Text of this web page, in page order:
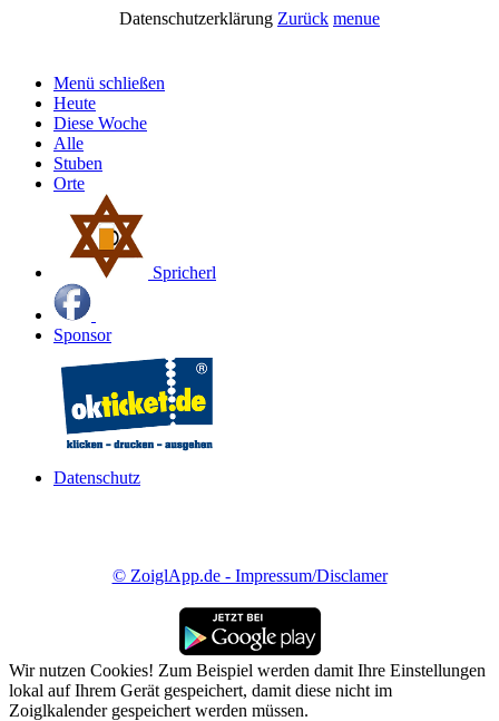
Datenschutzerklärung Zurück menue
Menü schließen
Heute
Diese Woche
Alle
Stuben
Orte
Spricherl
Sponsor
Datenschutz
© ZoiglApp.de - Impressum/Disclamer
Wir nutzen Cookies! Zum Beispiel werden damit Ihre Einstellungen
lokal auf Ihrem Gerät gespeichert, damit diese nicht im
Zoiglkalender gespeichert werden müssen.